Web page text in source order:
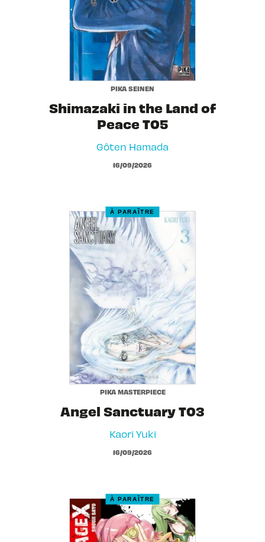
PIKA SEINEN
Shimazaki in the Land of
Peace T05
Gôten Hamada
16/09/2026
À PARAÎTRE
PIKA MASTERPIECE
Angel Sanctuary T03
Kaori Yuki
16/09/2026
À PARAÎTRE